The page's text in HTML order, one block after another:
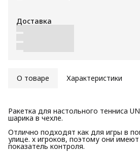
Доставка
О товаре Характеристики
Ракетка для настольного тенниса
шарика в чехле.
Отлично подходят как для игры в
улице. х игроков, поэтому они
показатель контроля.